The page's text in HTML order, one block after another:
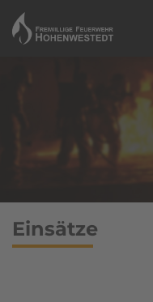
Einsätze